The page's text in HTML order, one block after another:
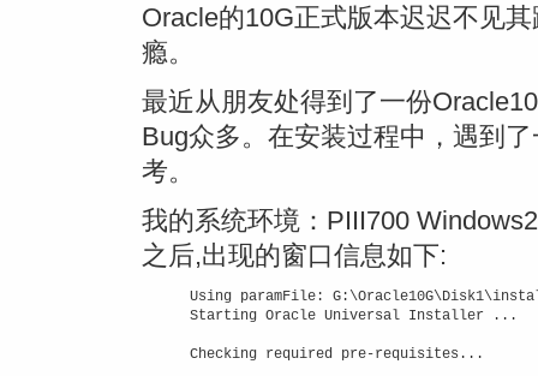
Oracle的10G正式版本迟迟不见
瘾。
最近从朋友处得到了一份
Bug众多。在安装过程中，遇到
考。
我的系统环境：PIII700
之后,出现的窗口信息如下:
Using paramFile:
Starting Oracle Universal Installer ...
Checking required pre-requisites...